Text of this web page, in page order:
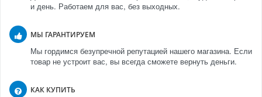
и день. Работаем для вас, без выходных.
МЫ ГАРАНТИРУЕМ
Мы гордимся безупречной репутацией нашего магазина. Если
товар не устроит вас, вы всегда сможете вернуть деньги.
КАК КУПИТЬ